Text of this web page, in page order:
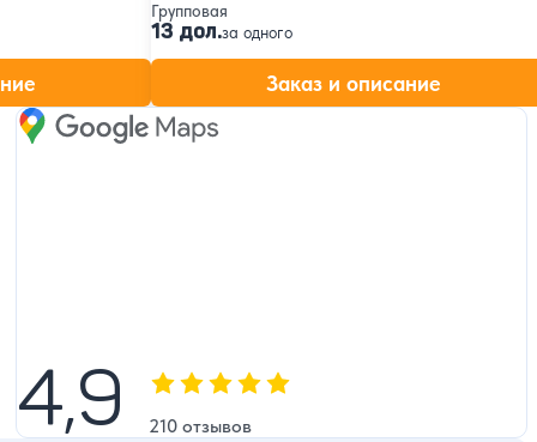
Групповая
13 дол.за одного
Заказ и описание
Google Maps
4,9 Оценка, количество звезд:
210 отзывов